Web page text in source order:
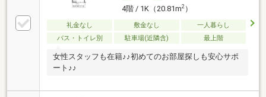
4階 / 1K（20.81m2）
礼金なし 敷金なし
一人暮らし
バス・トイレ別
駐車場(近隣含) 最上階
女性スタッフも在籍♪♪初めてのお部屋探しも安心サポ
ート♪♪